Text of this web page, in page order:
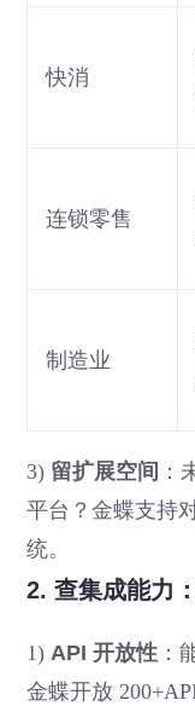
快消
连锁零售
制造业
3) 留扩展空间 ：
平台？金蝶支持
统。
2. 查集成能力
1)API 开放性 ：
金蝶开放